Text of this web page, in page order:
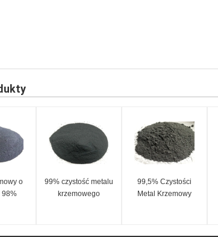
o
98%
99% czystość metalu
krzemowego
99,5% Czystości
Metal Krzemowy